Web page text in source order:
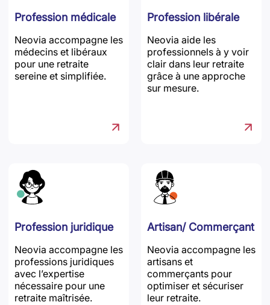
Profession médicale
Neovia accompagne les
médecins et libéraux
pour une retraite
sereine et simplifiée.
Profession libérale
Neovia aide les
professionnels à y voir
clair dans leur retraite
grâce à une approche
sur mesure.
Profession juridique
Neovia accompagne les
professions juridiques
avec l’expertise
nécessaire pour une
retraite maîtrisée.
Artisan/ Commerçant
Neovia accompagne les
artisans et
commerçants pour
optimiser et sécuriser
leur retraite.